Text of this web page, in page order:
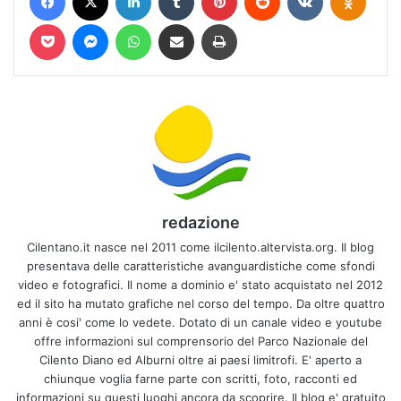
Pocket MessengerWhatsAppCondividi via mail Stampa
redazione
Cilentano.it nasce nel 2011 come ilcilento.altervista.org. Il blog
presentava delle caratteristiche avanguardistiche come sfondi
video e fotografici. Il nome a dominio e' stato acquistato nel 2012
ed il sito ha mutato grafiche nel corso del tempo. Da oltre quattro
anni è cosi' come lo vedete. Dotato di un canale video e youtube
offre informazioni sul comprensorio del Parco Nazionale del
Cilento Diano ed Alburni oltre ai paesi limitrofi. E' aperto a
chiunque voglia farne parte con scritti, foto, racconti ed
informazioni su questi luoghi ancora da scoprire. Il blog e' gratuito